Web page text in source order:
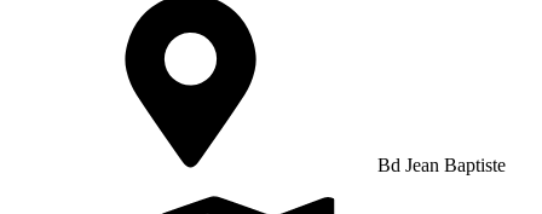
Bd Jean Baptiste